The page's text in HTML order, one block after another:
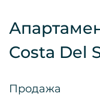
Costa Del
Продажа